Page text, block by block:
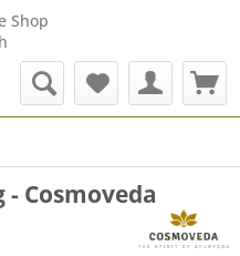
Shop
- Cosmoveda